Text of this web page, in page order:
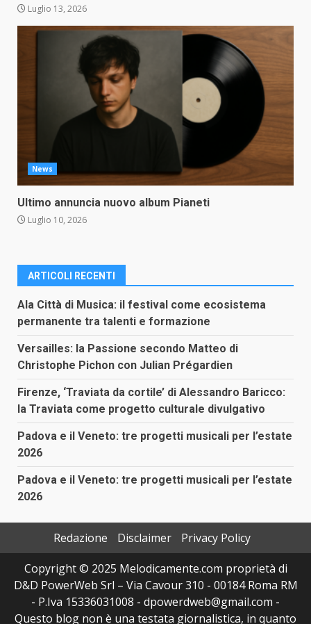
Luglio 13, 2026
News
Ultimo annuncia nuovo album Pianeti
Luglio 10, 2026
ARTICOLI RECENTI
Ala Città di Musica: il festival come ecosistema
permanente tra talenti e formazione
Versailles: la Passione secondo Matteo di
Christophe Pichon con Julian Prégardien
Firenze, ‘Traviata da cortile’ di Alessandro Baricco:
la Traviata come progetto culturale divulgativo
Padova e il Veneto: tre progetti musicali per l’estate
2026
Padova e il Veneto: tre progetti musicali per l’estate
2026
Redazione Disclaimer
Privacy Policy
Copyright © 2025 Melodicamente.com proprietà di
D&D PowerWeb Srl – Via Cavour 310 - 00184 Roma RM
- P.Iva 15336031008 - dpowerdweb@gmail.com -
Questo blog non è una testata giornalistica, in quanto